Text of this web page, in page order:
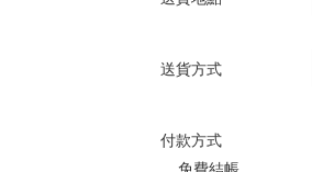
送貨方式
付款方式